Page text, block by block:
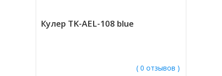
Кулер TK-AEL-108 blue
( 0 отзывов )